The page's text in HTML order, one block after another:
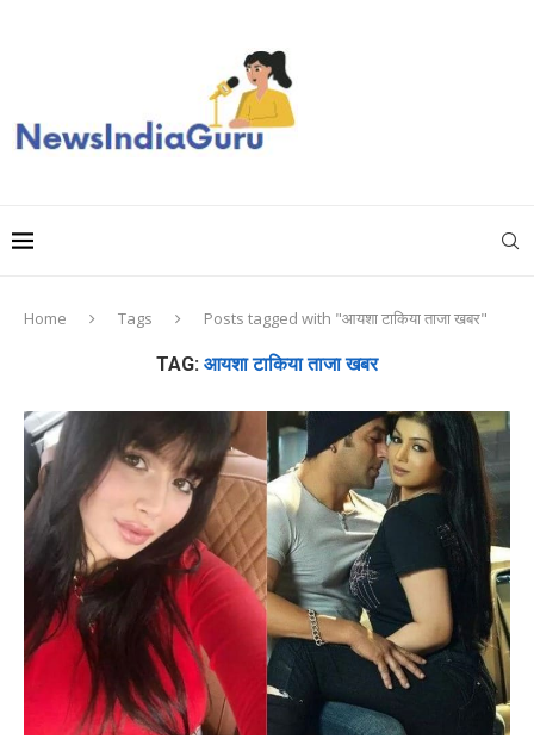
Home Tags Posts tagged with "आयशा टाकिया ताजा खबर"
TAG: आयशा टाकिया ताजा खबर